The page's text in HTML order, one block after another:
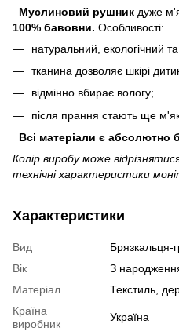
Муслиновий рушник дуже
100% бавовни. Особливості:
натуральний, екологічний
тканина дозволяє шкірі
відмінно вбирає вологу;
після прання стають ще
Всі матеріали є абсолютно
Колір виробу може
технічні характеристики
Характеристики
Вид
Брязкальця-
Вік
З
Матеріал
Текстиль,
Країна
виробник
Україна